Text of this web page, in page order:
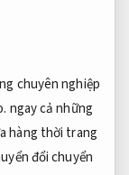
chuyên nghiệp
ngay cả những
hàng thời trang
đổi chuyển